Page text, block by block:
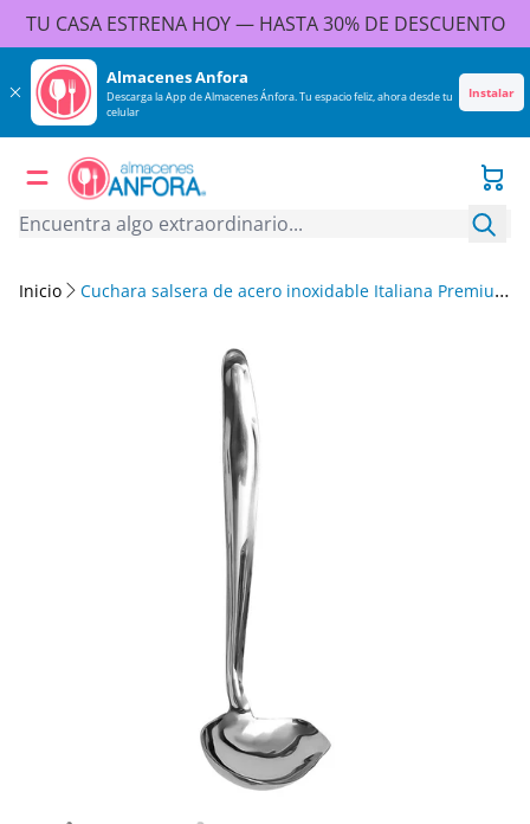
TU CASA ESTRENA HOY — HASTA 30% DE DESCUENTO
Almacenes Anfora
Descarga la App de Almacenes Ánfora. Tu espacio feliz, ahora desde tu
celular
Instalar
Inicio
Cuchara salsera de acero inoxidable Italiana Premium